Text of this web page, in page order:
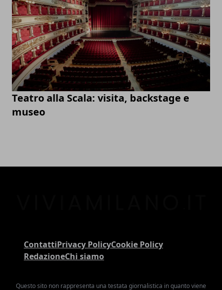
Teatro alla Scala: visita, backstage e
museo
ContattiPrivacy PolicyCookie Policy
RedazioneChi siamo
Questo sito non rappresenta una testata giornalistica in quanto viene